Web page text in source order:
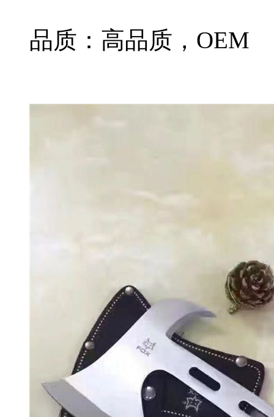
品质：高品质，OEM